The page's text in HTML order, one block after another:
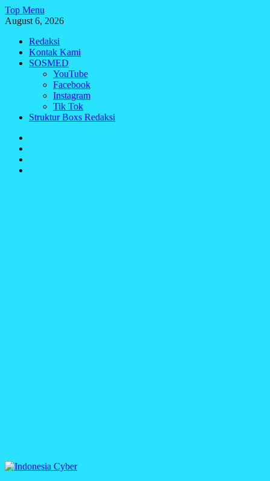
Skip
to
Top Menu
August 6, 2026
Redaksi
Kontak Kami
SOSMED
YouTube
Facebook
Instagram
Tik Tok
Struktur Boxs Redaksi